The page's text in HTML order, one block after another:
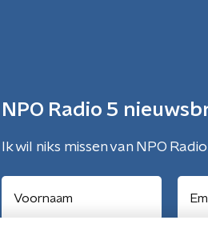
NPO Radio 5
Ik wil niks missen van NPO